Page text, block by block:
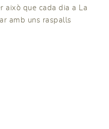
això que cada dia a La
amb uns raspalls